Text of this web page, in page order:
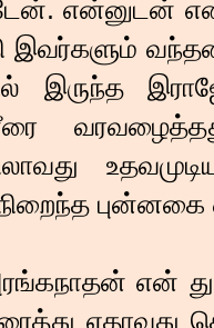
என்னுடன்
இவர்களும்
இருந்த
புன்னகை
என்
ஏதாவது